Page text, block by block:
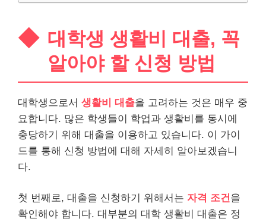
대학생 생활비 대출, 꼭
알아야 할 신청 방법
대학생으로서 생활비 대출을 고려하는 것은 매우 중
요합니다. 많은 학생들이 학업과 생활비를 동시에
충당하기 위해 대출을 이용하고 있습니다. 이 가이
드를 통해 신청 방법에 대해 자세히 알아보겠습니
다.
첫 번째로, 대출을 신청하기 위해서는 자격 조건을
확인해야 합니다. 대부분의 대학 생활비 대출은 정